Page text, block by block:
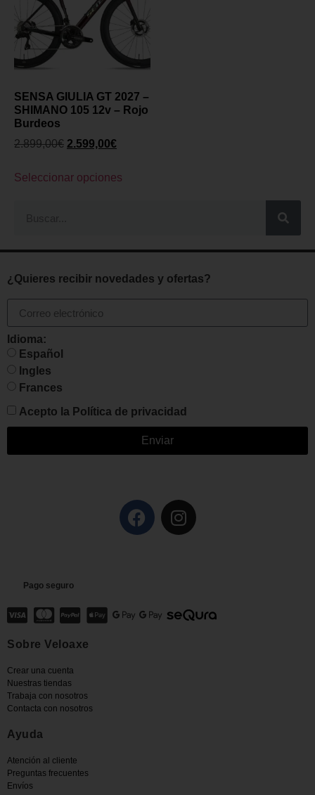
SENSA GIULIA GT 2027 –
SHIMANO 105 12v – Rojo
Burdeos
2.899,00€ 2.599,00€
Seleccionar opciones
¿Quieres recibir novedades y ofertas?
Idioma:
Español
Ingles
Frances
Acepto la Política de privacidad
Enviar
Pago seguro
Sobre Veloaxe
Crear una cuenta
Nuestras tiendas
Trabaja con nosotros
Contacta con nosotros
Ayuda
Atención al cliente
Preguntas frecuentes
Envíos